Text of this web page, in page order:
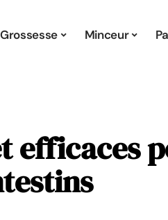
Grossesse Minceur
efficaces